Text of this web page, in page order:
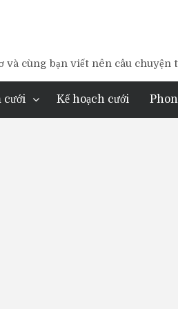
và cùng bạn viết nên câu
cưới Kế hoạch cưới